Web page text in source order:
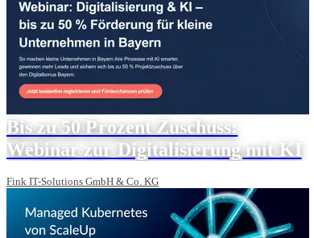
Bis zu 50 Prozent Zuschuss:
Webinar zur Digitalisierung mit KI
Fink IT-Solutions GmbH & Co. KG